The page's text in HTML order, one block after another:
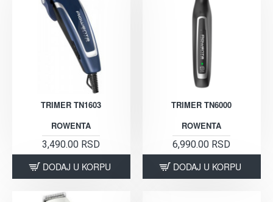
TRIMER TN1603
ROWENTA
3,490.00 RSD
DODAJ U KORPU
TRIMER TN6000
ROWENTA
6,990.00 RSD
DODAJ U KORPU